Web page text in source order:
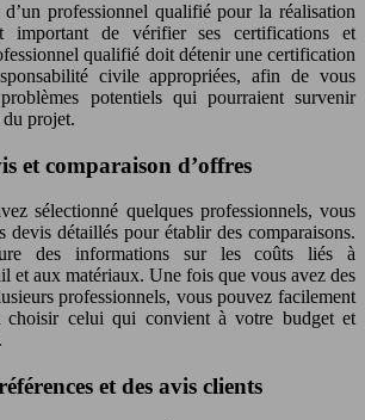
professionnel qualifié pour la réalisation
important de vérifier ses certifications et
qualifié doit détenir une certification
civile appropriées, afin de vous
potentiels qui pourraient survenir
projet.
et comparaison d’offres
sélectionné quelques professionnels, vous
devis détaillés pour établir des comparaisons.
des informations sur les coûts liés à
et aux matériaux. Une fois que vous avez des
professionnels, vous pouvez facilement
choisir celui qui convient à votre budget et
et des avis clients